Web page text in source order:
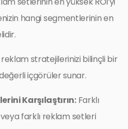
hangi segmentlerinin en
stratejilerinizi bilinçli bir
içgörüler sunar.
Karşılaştırın:Farklı
farklı reklam setleri